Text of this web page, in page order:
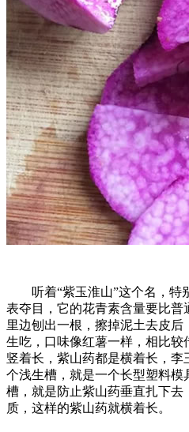
听着“紫玉淮山”这个名，特
表夺目，它的花青素含量要比普
里边刨出一根，擦掉泥土去皮
生吃，口味像红薯一样，相比
竖着长，紫山药都是横着长，
个浅生槽，就是一个长型塑料模
槽，就是防止紫山药垂直扎下去
质，这样的紫山药就横着长。